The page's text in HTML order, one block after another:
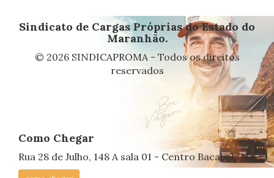
Sindicato de Cargas Próprias do Estado do
Maranhão.
© 2026 SINDICAPROMA - Todos os direitos
reservados
Como Chegar
Rua 28 de Julho, 148 A sala 01 - Centro Bacabal/MA